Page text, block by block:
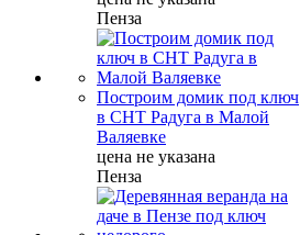
Пенза
Построим домик под ключ
в СНТ Радуга в Малой
Валяевке
цена не указана
Пенза